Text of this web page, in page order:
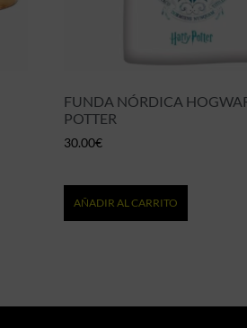
FUNDA NÓRDICA
POTTER
30.00€
AÑADIR AL CARRITO